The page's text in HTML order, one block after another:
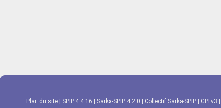
Plan du site SPIP 4.4.16 Sarka-SPIP 4.2.0 Collectif Sarka-SPIP GPLv3